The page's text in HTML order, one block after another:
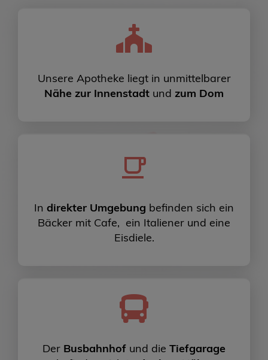
Unsere Apotheke liegt in unmittelbarer
Nähe zur Innenstadt und zum Dom
In direkter Umgebung befinden sich ein
Bäcker mit Cafe, ein Italiener und eine
Eisdiele.
Der Busbahnhof und die Tiefgarage